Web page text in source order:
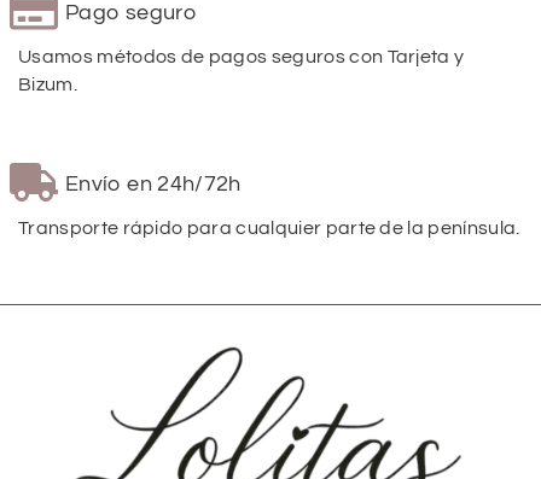
Pago seguro
Usamos métodos de pagos seguros con Tarjeta y
Bizum.
Envío en 24h/72h
Transporte rápido para cualquier parte de la península.